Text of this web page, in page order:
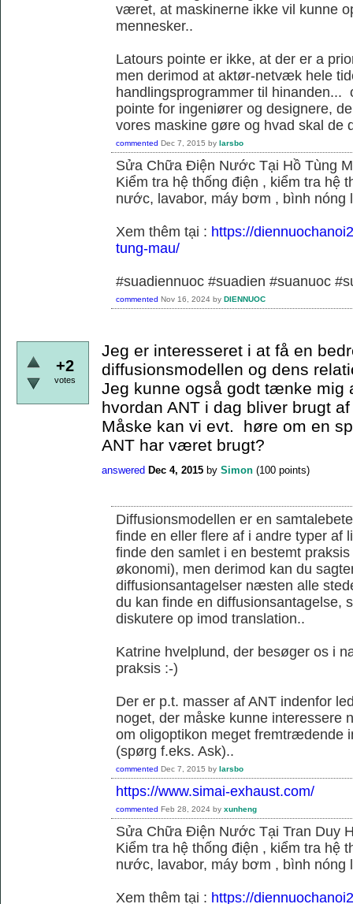
været, at maskinerne ikke vil kunne
mennesker..
Latours pointe er ikke, at der er a
men derimod at aktør-netvæk hele
handlingsprogrammer til hinanden...
pointe for ingeniører og designere,
vores maskine gøre og hvad skal de
commented Dec 7, 2015 by larsbo
Sửa Chữa Điện Nước Tại Hồ Tùng
Kiểm tra hệ thống điện , kiểm tra hệ
nước, lavabor, máy bơm , bình nóng
Xem thêm tại : https://
tung-mau/
#suadiennuoc #suadien #suanuoc
commented Nov 16, 2024 by DIENNUOC
+2
votes
Jeg er interesseret i at få en
diffusionsmodellen og dens
Jeg kunne også godt tænke mig
hvordan ANT i dag bliver brugt
Måske kan vi evt. høre om en
ANT har været brugt?
answered Dec 4, 2015 by Simon (100 points)
Diffusionsmodellen er en
finde en eller flere af i andre typer af
finde den samlet i en bestemt
økonomi), men derimod kan du
diffusionsantagelser næsten alle
du kan finde en diffusionsantagelse,
diskutere op imod translation..
Katrine hvelplund, der besøger os i
praksis :-)
Der er p.t. masser af ANT indenfor
noget, der måske kunne interessere
om oligoptikon meget fremtrædende
(spørg f.eks. Ask)..
commented Dec 7, 2015 by larsbo
https://www.simai-exhaust.com/
commented Feb 28, 2024 by xunheng
Sửa Chữa Điện Nước Tại Tran Duy
Kiểm tra hệ thống điện , kiểm tra hệ
nước, lavabor, máy bơm , bình nóng
Xem thêm tại : https://